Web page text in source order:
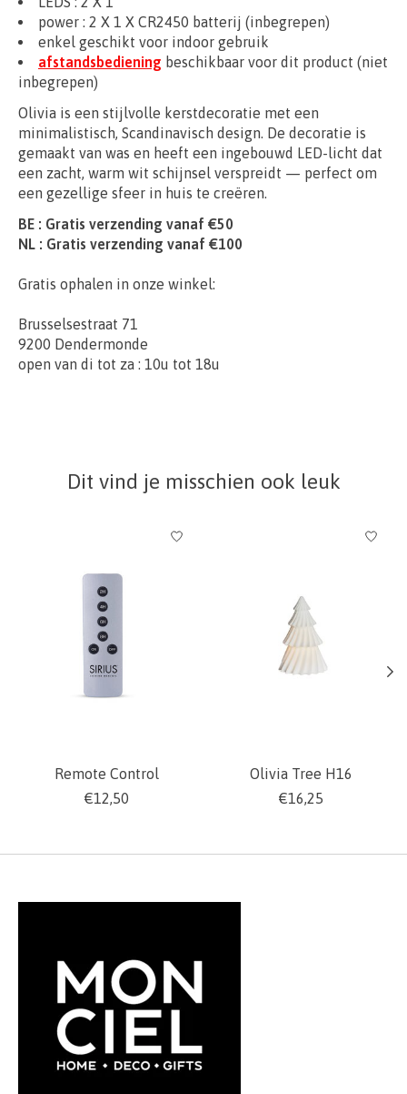
power : 2 X 1 X CR2450 batterij (inbegrepen)
enkel geschikt voor indoor gebruik
afstandsbediening beschikbaar voor dit product (niet
inbegrepen)
Olivia is een stijlvolle kerstdecoratie met een
minimalistisch, Scandinavisch design. De decoratie is
gemaakt van was en heeft een ingebouwd LED-licht dat
een zacht, warm wit schijnsel verspreidt — perfect om
een gezellige sfeer in huis te creëren.
BE : Gratis verzending vanaf €50
NL : Gratis verzending vanaf €100
Gratis ophalen in onze winkel:
Brusselsestraat 71
9200 Dendermonde
open van di tot za : 10u tot 18u
Dit vind je misschien ook leuk
Items van productcarrousel
Remote Control
€12,50
Olivia Tree H16
€16,25